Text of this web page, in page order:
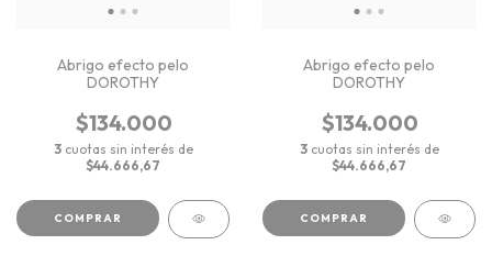
Abrigo efecto pelo
DOROTHY
$134.000
3 cuotas sin interés de
$44.666,67
COMPRAR
Abrigo efecto pelo
DOROTHY
$134.000
3 cuotas sin interés de
$44.666,67
COMPRAR